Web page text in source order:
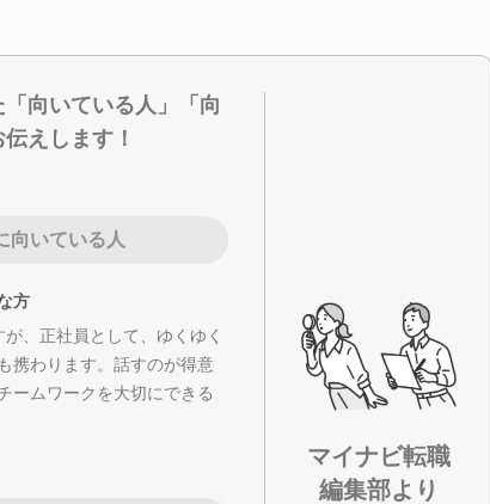
向いている人」「向
えします！
向いている人
方
、正社員として、ゆくゆく
携わります。話すのが得意
ームワークを大切にできる
マイナビ転職
編集部より